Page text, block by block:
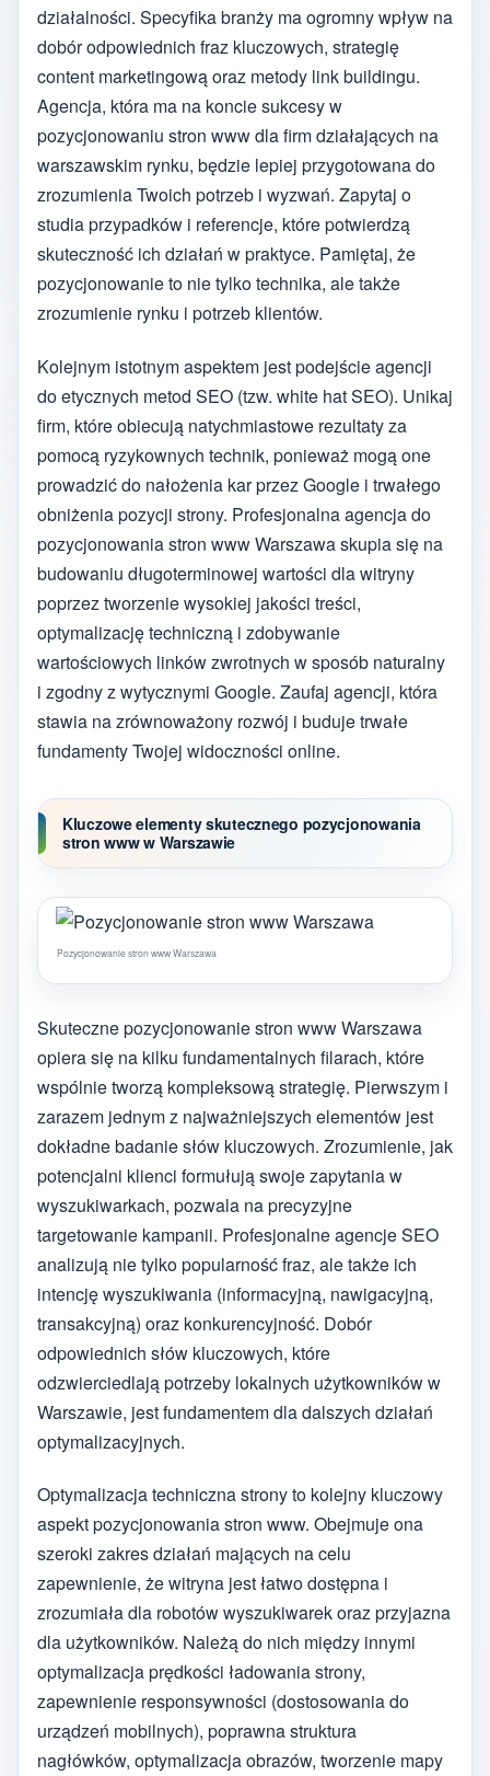
działalności. Specyfika branży ma ogromny wpływ na
dobór odpowiednich fraz kluczowych, strategię
content marketingową oraz metody link buildingu.
Agencja, która ma na koncie sukcesy w
pozycjonowaniu stron www dla firm działających na
warszawskim rynku, będzie lepiej przygotowana do
zrozumienia Twoich potrzeb i wyzwań. Zapytaj o
studia przypadków i referencje, które potwierdzą
skuteczność ich działań w praktyce. Pamiętaj, że
pozycjonowanie to nie tylko technika, ale także
zrozumienie rynku i potrzeb klientów.
Kolejnym istotnym aspektem jest podejście agencji
do etycznych metod SEO (tzw. white hat SEO). Unikaj
firm, które obiecują natychmiastowe rezultaty za
pomocą ryzykownych technik, ponieważ mogą one
prowadzić do nałożenia kar przez Google i trwałego
obniżenia pozycji strony. Profesjonalna agencja do
pozycjonowania stron www Warszawa skupia się na
budowaniu długoterminowej wartości dla witryny
poprzez tworzenie wysokiej jakości treści,
optymalizację techniczną i zdobywanie
wartościowych linków zwrotnych w sposób naturalny
i zgodny z wytycznymi Google. Zaufaj agencji, która
stawia na zrównoważony rozwój i buduje trwałe
fundamenty Twojej widoczności online.
Kluczowe elementy skutecznego pozycjonowania
stron www w Warszawie
Pozycjonowanie stron www Warszawa
Skuteczne pozycjonowanie stron www Warszawa
opiera się na kilku fundamentalnych filarach, które
wspólnie tworzą kompleksową strategię. Pierwszym i
zarazem jednym z najważniejszych elementów jest
dokładne badanie słów kluczowych. Zrozumienie, jak
potencjalni klienci formułują swoje zapytania w
wyszukiwarkach, pozwala na precyzyjne
targetowanie kampanii. Profesjonalne agencje SEO
analizują nie tylko popularność fraz, ale także ich
intencję wyszukiwania (informacyjną, nawigacyjną,
transakcyjną) oraz konkurencyjność. Dobór
odpowiednich słów kluczowych, które
odzwierciedlają potrzeby lokalnych użytkowników w
Warszawie, jest fundamentem dla dalszych działań
optymalizacyjnych.
Optymalizacja techniczna strony to kolejny kluczowy
aspekt pozycjonowania stron www. Obejmuje ona
szeroki zakres działań mających na celu
zapewnienie, że witryna jest łatwo dostępna i
zrozumiała dla robotów wyszukiwarek oraz przyjazna
dla użytkowników. Należą do nich między innymi
optymalizacja prędkości ładowania strony,
zapewnienie responsywności (dostosowania do
urządzeń mobilnych), poprawna struktura
nagłówków, optymalizacja obrazów, tworzenie mapy